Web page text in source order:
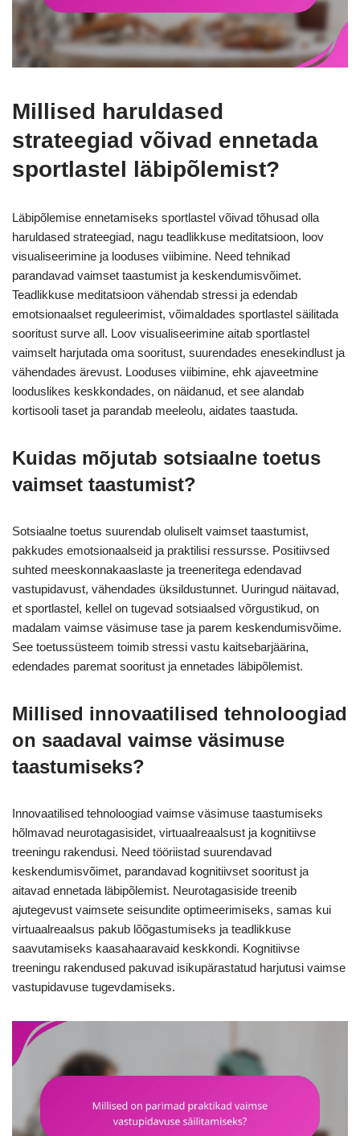
Millised haruldased
strateegiad võivad ennetada
sportlastel läbipõlemist?
Läbipõlemise ennetamiseks sportlastel võivad tõhusad olla
haruldased strateegiad, nagu teadlikkuse meditatsioon, loov
visualiseerimine ja looduses viibimine. Need tehnikad
parandavad vaimset taastumist ja keskendumisvõimet.
Teadlikkuse meditatsioon vähendab stressi ja edendab
emotsionaalset reguleerimist, võimaldades sportlastel säilitada
sooritust surve all. Loov visualiseerimine aitab sportlastel
vaimselt harjutada oma sooritust, suurendades enesekindlust ja
vähendades ärevust. Looduses viibimine, ehk ajaveetmine
looduslikes keskkondades, on näidanud, et see alandab
kortisooli taset ja parandab meeleolu, aidates taastuda.
Kuidas mõjutab sotsiaalne toetus
vaimset taastumist?
Sotsiaalne toetus suurendab oluliselt vaimset taastumist,
pakkudes emotsionaalseid ja praktilisi ressursse. Positiivsed
suhted meeskonnakaaslaste ja treeneritega edendavad
vastupidavust, vähendades üksildustunnet. Uuringud näitavad,
et sportlastel, kellel on tugevad sotsiaalsed võrgustikud, on
madalam vaimse väsimuse tase ja parem keskendumisvõime.
See toetussüsteem toimib stressi vastu kaitsebarjäärina,
edendades paremat sooritust ja ennetades läbipõlemist.
Millised innovaatilised tehnoloogiad
on saadaval vaimse väsimuse
taastumiseks?
Innovaatilised tehnoloogiad vaimse väsimuse taastumiseks
hõlmavad neurotagasisidet, virtuaalreaalsust ja kognitiivse
treeningu rakendusi. Need tööriistad suurendavad
keskendumisvõimet, parandavad kognitiivset sooritust ja
aitavad ennetada läbipõlemist. Neurotagasiside treenib
ajutegevust vaimsete seisundite optimeerimiseks, samas kui
virtuaalreaalsus pakub lõõgastumiseks ja teadlikkuse
saavutamiseks kaasahaaravaid keskkondi. Kognitiivse
treeningu rakendused pakuvad isikupärastatud harjutusi vaimse
vastupidavuse tugevdamiseks.